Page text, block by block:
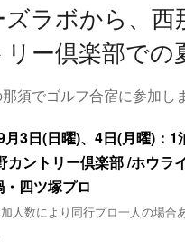
ラボから、
ー倶楽部での
須でゴルフ合宿に参加し
月3日(日曜)、4日(月曜)：1
カントリー倶楽部 /ホウラ
四ツ塚プロ
加人数により同行プロ一人の場合